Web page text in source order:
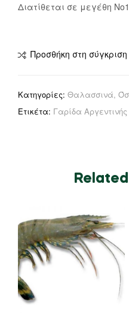
Διατίθεται σε μεγέθη
Προσθήκη στη σύγκριση
Κατηγορίες: Θαλασσινά,
Ετικέτα: Γαρίδα Αργεντινής